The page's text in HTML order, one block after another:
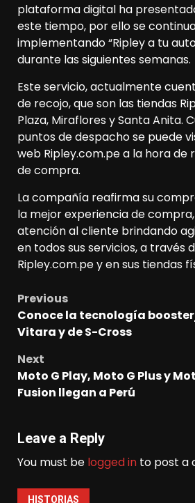
plataforma digital ha
este tiempo, por ello se
implementando “Ripley a tu
durante las siguientes semanas.
Este servicio, actualmente
de recojo, que son las tiendas
Plaza, Miraflores y Santa Anita.
puntos de despacho se puede
web Ripley.com.pe a la hora de
de compra.
La compañía reafirma su
la mejor experiencia de
atención al cliente brindando
en todos sus servicios, a través
Ripley.com.pe y en sus tiendas
Post
navigation
Previous
Conoce la tecnología
Vitara y de S-Cross
Next
Moto G Play, Moto G Plus y
Fusion llegan a Perú
Leave a Reply
You must be logged in to post a
HISTORIAS